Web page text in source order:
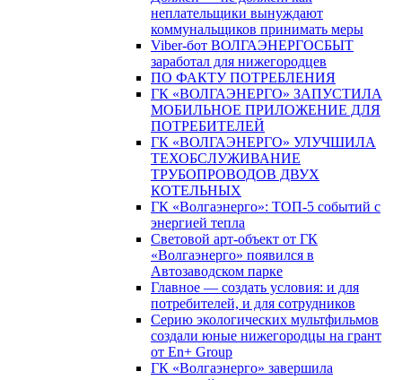
неплательщики вынуждают
коммунальщиков принимать меры
Viber-бот ВОЛГАЭНЕРГОСБЫТ
заработал для нижегородцев
ПО ФАКТУ ПОТРЕБЛЕНИЯ
ГК «ВОЛГАЭНЕРГО» ЗАПУСТИЛА
МОБИЛЬНОЕ ПРИЛОЖЕНИЕ ДЛЯ
ПОТРЕБИТЕЛЕЙ
ГК «ВОЛГАЭНЕРГО» УЛУЧШИЛА
ТЕХОБСЛУЖИВАНИЕ
ТРУБОПРОВОДОВ ДВУХ
КОТЕЛЬНЫХ
ГК «Волгаэнерго»: ТОП-5 событий с
энергией тепла
Световой арт-объект от ГК
«Волгаэнерго» появился в
Автозаводском парке
Главное — создать условия: и для
потребителей, и для сотрудников
Серию экологических мультфильмов
создали юные нижегородцы на грант
от En+ Group
ГК «Волгаэнерго» завершила